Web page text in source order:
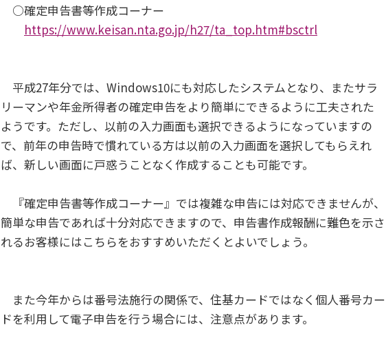
○確定申告書等作成コーナー
https://www.keisan.nta.go.jp/h27/ta_top.htm#bsctrl
平成27年分では、Windows10にも対応したシステムとなり、またサラ
リーマンや年金所得者の確定申告をより簡単にできるように工夫された
ようです。ただし、以前の入力画面も選択できるようになっていますの
で、前年の申告時で慣れている方は以前の入力画面を選択してもらえれ
ば、新しい画面に戸惑うことなく作成することも可能です。
『確定申告書等作成コーナー』では複雑な申告には対応できませんが、
簡単な申告であれば十分対応できますので、申告書作成報酬に難色を示さ
れるお客様にはこちらをおすすめいただくとよいでしょう。
また今年からは番号法施行の関係で、住基カードではなく個人番号カー
ドを利用して電子申告を行う場合には、注意点があります。